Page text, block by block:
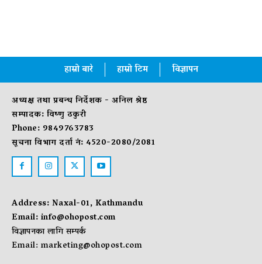
हाम्रो बारे हाम्रो टिम विज्ञापन
अध्यक्ष तथा प्रबन्ध निर्देशक - अनिल श्रेष्ठ
सम्पादक: विष्णु ठकुरी
Phone: 9849763783
सूचना विभाग दर्ता नं: 4520-2080/2081
Address: Naxal-01, Kathmandu
Email:info@ohopost.com
विज्ञापनका लागि सम्पर्क
Email:marketing@ohopost.com